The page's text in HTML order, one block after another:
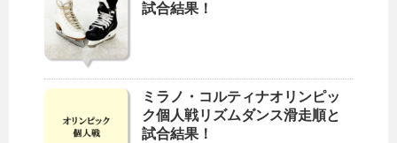
試合結果！
ミラノ・コルティナオリンピッ
ク個人戦リズムダンス滑走順と
試合結果！